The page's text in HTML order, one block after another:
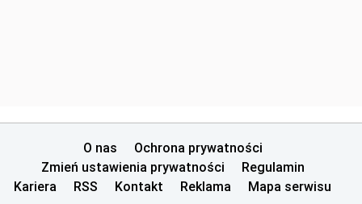
O nas
Ochrona prywatności
Zmień ustawienia prywatności
Regulamin
Kariera
RSS Kontakt Reklama Mapa serwisu